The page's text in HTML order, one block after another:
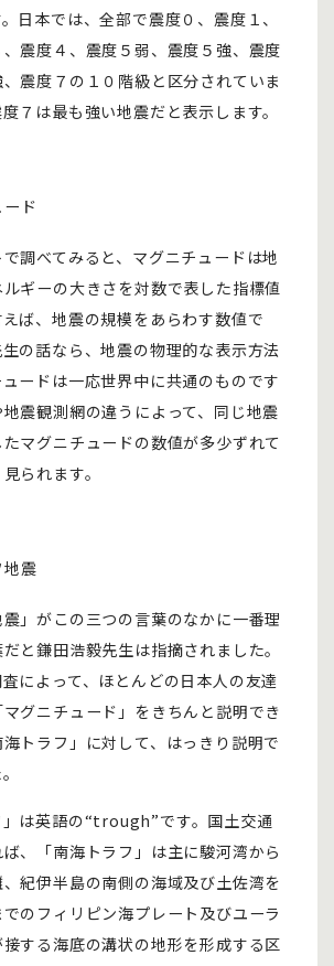
日本では、全部で震度０、震度１、
震度４、震度５弱、震度５強、震度
震度７の１０階級と区分されていま
７は最も強い地震だと表示します。
ド
調べてみると、マグニチュードは地
ギーの大きさを対数で表した指標値
ば、地震の規模をあらわす数値で
の話なら、地震の物理的な表示方法
ードは一応世界中に共通のものです
震観測網の違うによって、同じ地震
マグニチュードの数値が多少ずれて
られます。
地震
震」がこの三つの言葉のなかに一番理
と鎌田浩毅先生は指摘されました。
によって、ほとんどの日本人の友達
グニチュード」をきちんと説明でき
トラフ」に対して、はっきり説明で
」は英語の“trough”です。国土交通
、「南海トラフ」は主に駿河湾から
紀伊半島の南側の海域及び土佐湾を
のフィリピン海プレート及びユーラ
する海底の溝状の地形を形成する区